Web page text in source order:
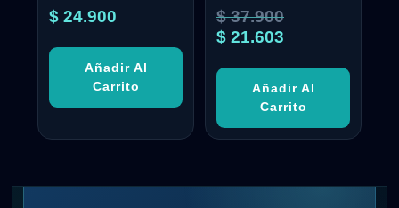
$ 24.900
Añadir Al
Carrito
$37.900
$ 21.603
Añadir Al
Carrito